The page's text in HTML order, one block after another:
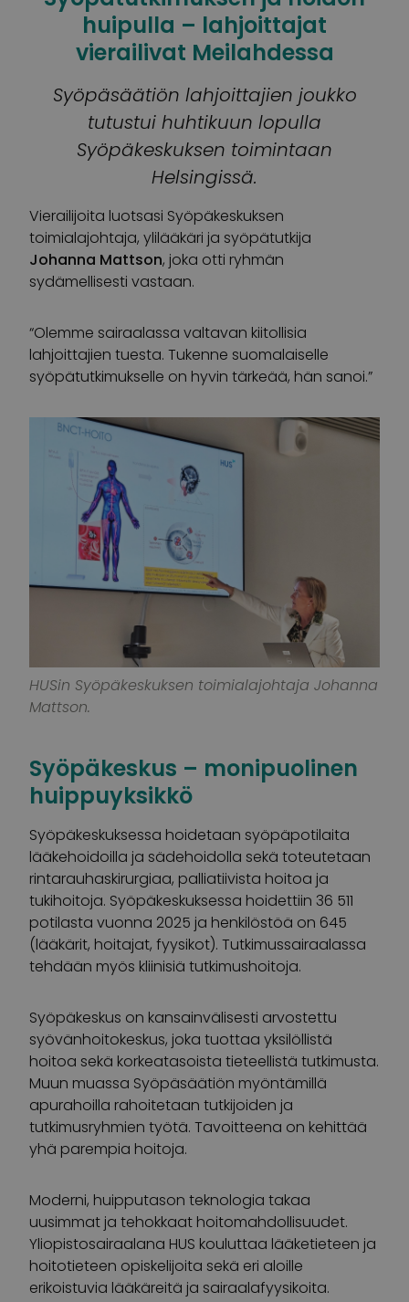
huipulla – lahjoittajat
vierailivat Meilahdessa
Syöpäsäätiön lahjoittajien joukko
tutustui huhtikuun lopulla
Syöpäkeskuksen toimintaan
Helsingissä.
Vierailijoita luotsasi Syöpäkeskuksen
toimialajohtaja, ylilääkäri ja syöpätutkija
Johanna Mattson, joka otti ryhmän
sydämellisesti vastaan.
“Olemme sairaalassa valtavan kiitollisia
lahjoittajien tuesta. Tukenne suomalaiselle
syöpätutkimukselle on hyvin tärkeää, hän sanoi.”
HUSin Syöpäkeskuksen toimialajohtaja Johanna
Mattson.
Syöpäkeskus – monipuolinen
huippuyksikkö
Syöpäkeskuksessa hoidetaan syöpäpotilaita
lääkehoidoilla ja sädehoidolla sekä toteutetaan
rintarauhaskirurgiaa, palliatiivista hoitoa ja
tukihoitoja. Syöpäkeskuksessa hoidettiin 36 511
potilasta vuonna 2025 ja henkilöstöä on 645
(lääkärit, hoitajat, fyysikot). Tutkimussairaalassa
tehdään myös kliinisiä tutkimushoitoja.
Syöpäkeskus on kansainvälisesti arvostettu
syövänhoitokeskus, joka tuottaa yksilöllistä
hoitoa sekä korkeatasoista tieteellistä tutkimusta.
Muun muassa Syöpäsäätiön myöntämillä
apurahoilla rahoitetaan tutkijoiden ja
tutkimusryhmien työtä. Tavoitteena on kehittää
yhä parempia hoitoja.
Moderni, huipputason teknologia takaa
uusimmat ja tehokkaat hoitomahdollisuudet.
Yliopistosairaalana HUS kouluttaa lääketieteen ja
hoitotieteen opiskelijoita sekä eri aloille
erikoistuvia lääkäreitä ja sairaalafyysikoita.